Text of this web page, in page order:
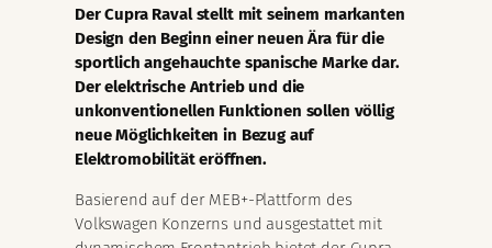
Der Cupra Raval stellt mit seinem markanten
Design den Beginn einer neuen Ära für die
sportlich angehauchte spanische Marke dar.
Der elektrische Antrieb und die
unkonventionellen Funktionen sollen völlig
neue Möglichkeiten in Bezug auf
Elektromobilität eröffnen.
Basierend auf der MEB+-Plattform des
Volkswagen Konzerns und ausgestattet mit